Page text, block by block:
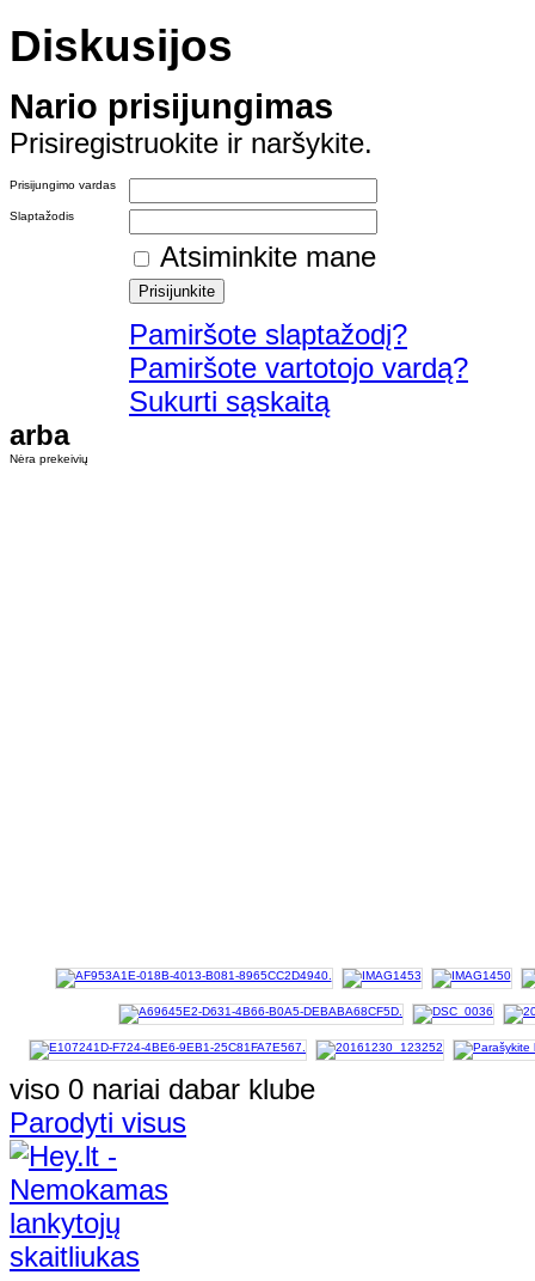
Diskusijos
Nario prisijungimas
Prisiregistruokite ir naršykite.
Prisijungimo vardas
Slaptažodis
Atsiminkite mane
Pamiršote slaptažodį?
Pamiršote vartotojo vardą?
Sukurti sąskaitą
arba
Nėra prekeivių
viso 0 nariai dabar klube
Parodyti visus